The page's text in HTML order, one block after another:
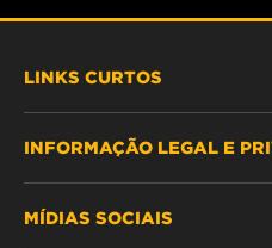
LINKS CURTOS
PROCURE O FILTRO
ONDE COMPRAR
INFORMAÇÃO LEGAL E
MÍDIAS SOCIAIS